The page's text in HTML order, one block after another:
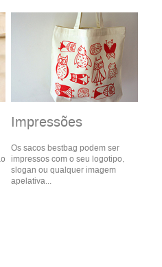
Impressões
Os sacos bestbag podem ser
impressos com o seu logotipo,
slogan ou qualquer imagem
apelativa...